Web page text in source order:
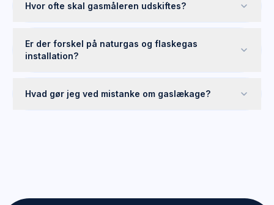
Hvor ofte skal gasmåleren udskiftes?
Er der forskel på naturgas og flaskegas
installation?
Hvad gør jeg ved mistanke om gaslækage?